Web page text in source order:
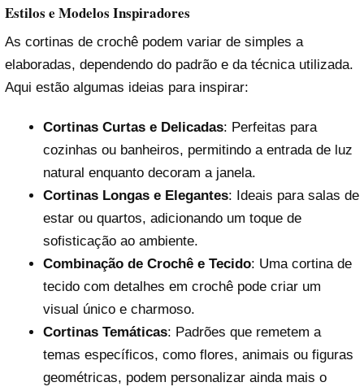
Estilos e Modelos Inspiradores
As cortinas de crochê podem variar de simples a
elaboradas, dependendo do padrão e da técnica utilizada.
Aqui estão algumas ideias para inspirar:
Cortinas Curtas e Delicadas: Perfeitas para
cozinhas ou banheiros, permitindo a entrada de luz
natural enquanto decoram a janela.
Cortinas Longas e Elegantes: Ideais para salas de
estar ou quartos, adicionando um toque de
sofisticação ao ambiente.
Combinação de Crochê e Tecido: Uma cortina de
tecido com detalhes em crochê pode criar um
visual único e charmoso.
Cortinas Temáticas: Padrões que remetem a
temas específicos, como flores, animais ou figuras
geométricas, podem personalizar ainda mais o